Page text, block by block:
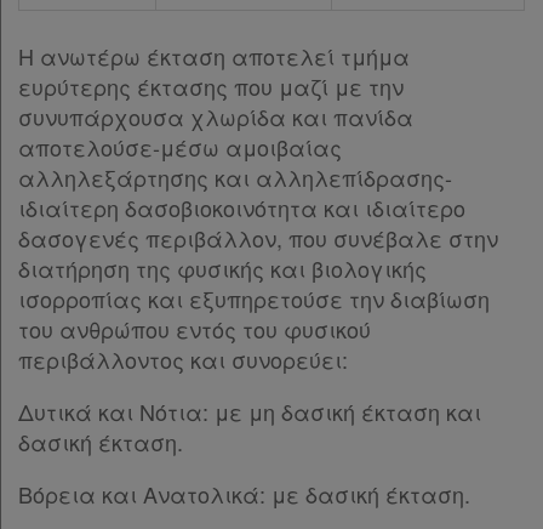
Η ανωτέρω έκταση αποτελεί τμήμα
ευρύτερης έκτασης που μαζί με την
συνυπάρχουσα χλωρίδα και πανίδα
αποτελούσε-μέσω αμοιβαίας
αλληλεξάρτησης και αλληλεπίδρασης-
ιδιαίτερη δασοβιοκοινότητα και ιδιαίτερο
δασογενές περιβάλλον, που συνέβαλε στην
διατήρηση της φυσικής και βιολογικής
ισορροπίας και εξυπηρετούσε την διαβίωση
του ανθρώπου εντός του φυσικού
περιβάλλοντος και συνορεύει:
Δυτικά και Νότια: με μη δασική έκταση και
δασική έκταση.
Βόρεια και Ανατολικά: με δασική έκταση.